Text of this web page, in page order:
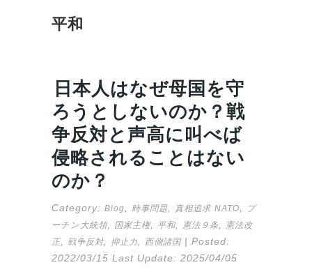
平和
日本人はなぜ母国を守
ろうとしないのか？戦
争反対と声高に叫べば
侵略されることはない
のか？
Category: Blog 時事問題 真相追求 NATO
プ
ーチン大統領, 国家主権, 平和 憲法９条
憲法改
正, 戦争反対, 抑止力 西側諸国 | Posted:
2022/03/15 Last Update: 2025/04/05